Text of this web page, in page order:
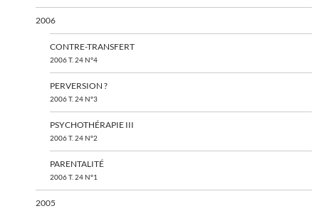
2006
CONTRE-TRANSFERT
2006 T. 24 N°4
PERVERSION ?
2006 T. 24 N°3
PSYCHOTHÉRAPIE III
2006 T. 24 N°2
PARENTALITÉ
2006 T. 24 N°1
2005